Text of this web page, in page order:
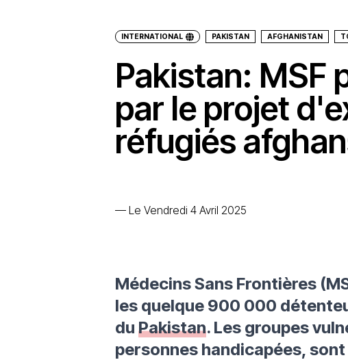
INTERNATIONAL PAKISTAN AFGHANISTAN
Pakistan: MSF
par le projet
réfugiés
— Le Vendredi 4 Avril 2025
Médecins Sans Frontières
les quelque 900 000
du Pakistan. Les groupes
personnes handicapées,